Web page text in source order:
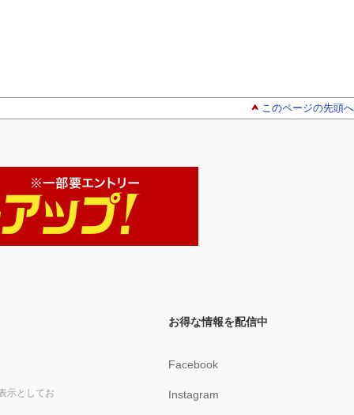
このページの先頭へ
示としてお
お得な情報を配信中
Facebook
Instagram